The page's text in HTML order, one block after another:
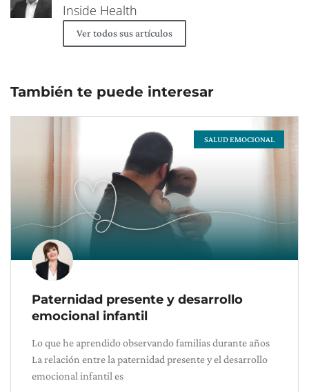
Inside Health
Ver todos sus artículos
También te puede interesar
SALUD EMOCIONAL
Paternidad presente y desarrollo
emocional infantil
Lo que he aprendido observando familias durante años
La relación entre la paternidad presente y el desarrollo
emocional infantil es
Page PagePage Page